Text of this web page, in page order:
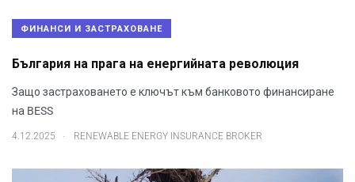
ФИНАНСИ И ЗАСТРАХОВАНЕ
България на прага на енергийната революция
Защо застраховането е ключът към банковото финансиране
на BESS
4.12.2025 . RENEWABLE ENERGY INSURANCE BROKER